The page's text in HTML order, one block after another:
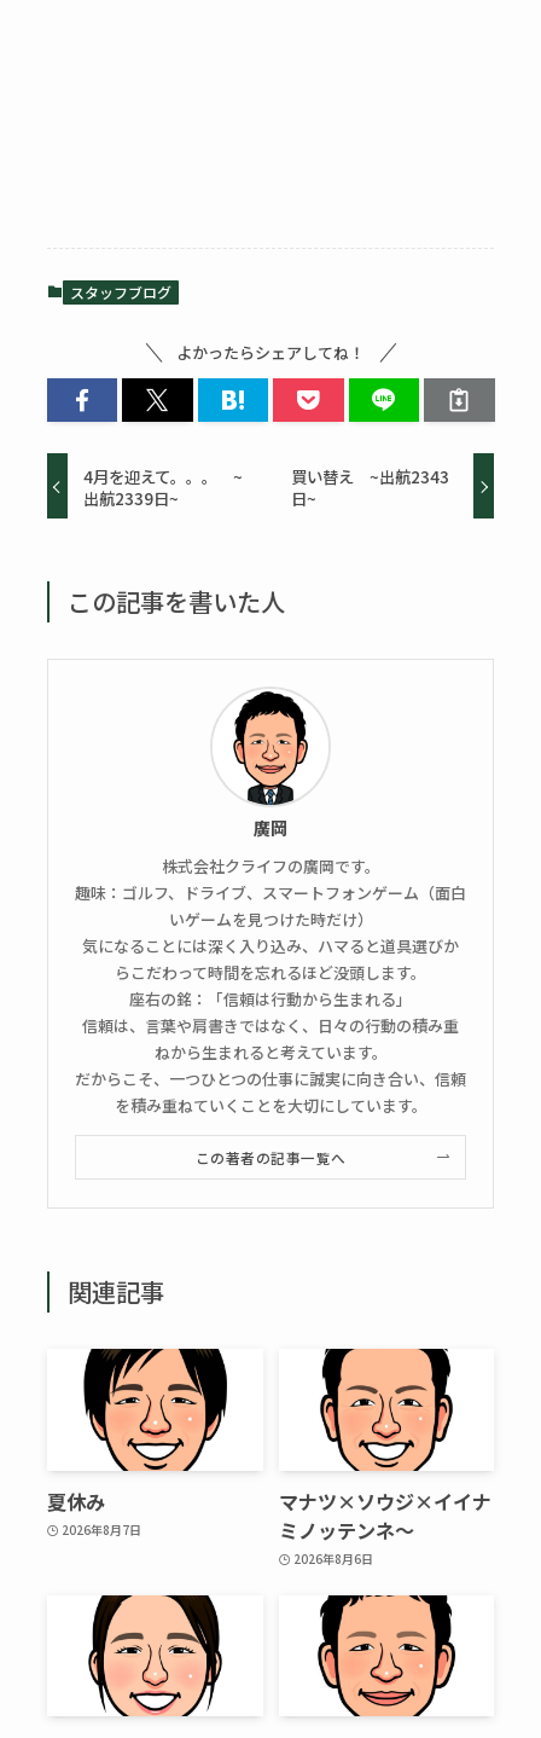
スタッフブログ
よかったらシェアしてね！
4月を迎えて。。。 ~
出航2339日~
買い替え ~出航2343
日~
この記事を書いた人
廣岡
株式会社クライフの廣岡です。
趣味：ゴルフ、ドライブ、スマートフォンゲーム（面白
いゲームを見つけた時だけ）
気になることには深く入り込み、ハマると道具選びか
らこだわって時間を忘れるほど没頭します。
座右の銘：「信頼は行動から生まれる」
信頼は、言葉や肩書きではなく、日々の行動の積み重
ねから生まれると考えています。
だからこそ、一つひとつの仕事に誠実に向き合い、信頼
を積み重ねていくことを大切にしています。
この著者の記事一覧へ
関連記事
夏休み
2026年8月7日
マナツ×ソウジ×イイナ
ミノッテンネ～
2026年8月6日